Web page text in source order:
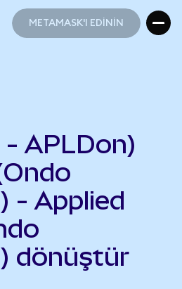
METAMASK'I EDİNİN
APLDon)
- Applied
dönüştür